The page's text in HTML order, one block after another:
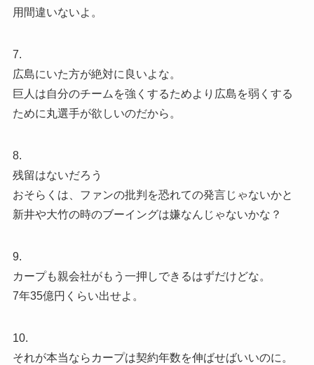
用間違いないよ。
7.
広島にいた方が絶対に良いよな。
巨人は自分のチームを強くするためより広島を弱くする
ために丸選手が欲しいのだから。
8.
残留はないだろう
おそらくは、ファンの批判を恐れての発言じゃないかと
新井や大竹の時のブーイングは嫌なんじゃないかな？
9.
カープも親会社がもう一押しできるはずだけどな。
7年35億円くらい出せよ。
10.
それが本当ならカープは契約年数を伸ばせばいいのに。